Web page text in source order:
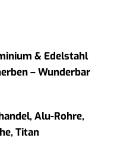
& Edelstahl
– Wunderbar
Alu-Rohre,
Titan